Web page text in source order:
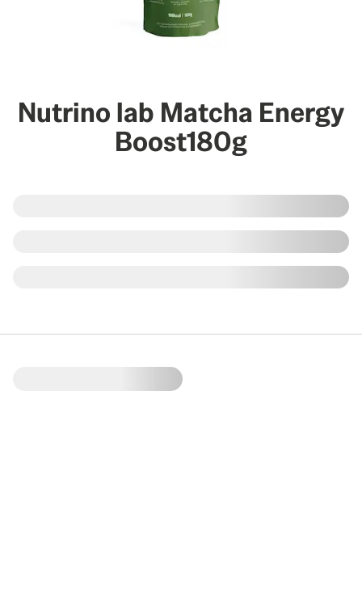
Nutrino lab Matcha Energy
Boost180g